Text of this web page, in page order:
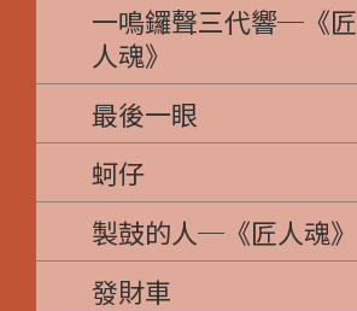
一鳴鑼聲三代響─《匠
人魂》
最後一眼
蚵仔
製鼓的人─《匠人魂》
發財車